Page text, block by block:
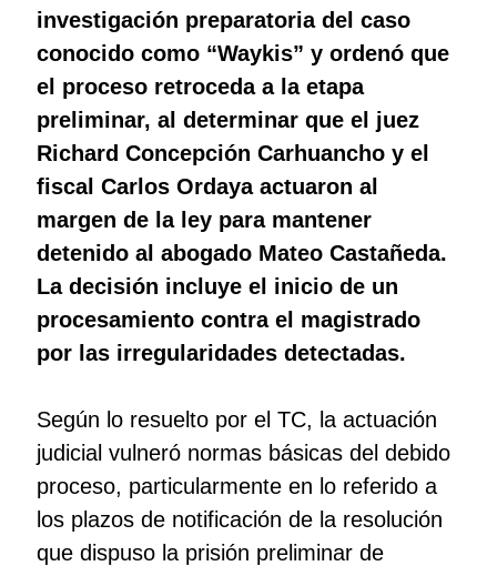
investigación preparatoria del caso
conocido como “Waykis” y ordenó que
el proceso retroceda a la etapa
preliminar, al determinar que el juez
Richard Concepción Carhuancho y el
fiscal Carlos Ordaya actuaron al
margen de la ley para mantener
detenido al abogado Mateo Castañeda.
La decisión incluye el inicio de un
procesamiento contra el magistrado
por las irregularidades detectadas.
Según lo resuelto por el TC, la actuación
judicial vulneró normas básicas del debido
proceso, particularmente en lo referido a
los plazos de notificación de la resolución
que dispuso la prisión preliminar de